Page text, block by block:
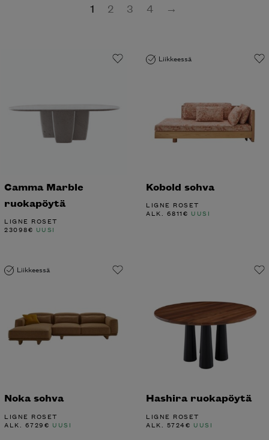
1 2 3 4 →
Camma Marble
ruokapöytä
LIGNE ROSET
23098€ UUSI
Liikkeessä
Kobold sohva
LIGNE ROSET
ALK. 6811€ UUSI
Liikkeessä
Noka sohva
LIGNE ROSET
ALK. 6729€ UUSI
Hashira ruokapöytä
LIGNE ROSET
ALK. 5724€ UUSI